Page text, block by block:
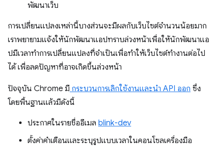
พัฒนาเว็บ
การเปลี่ยนแปลงเหล่านี้บางส่วนจะมีผลกับเว็บไซต์จํานวนน้อยมาก
เราพยายามแจ้งให้นักพัฒนาแอปทราบล่วงหน้าเพื่อให้นักพัฒนาแอ
ปมีเวลาทำการเปลี่ยนแปลงที่จำเป็นเพื่อทำให้เว็บไซต์ทำงานต่อไป
ได้ เพื่อลดปัญหาที่อาจเกิดขึ้นล่วงหน้า
ปัจจุบัน Chrome มี กระบวนการเลิกใช้งานและนํา API ออก ซึ่ง
โดยพื้นฐานแล้วมีดังนี้
ประกาศในรายชื่ออีเมล blink-dev
ตั้งค่าคำเตือนและระบุรูปแบบเวลาในคอนโซลเครื่องมือ